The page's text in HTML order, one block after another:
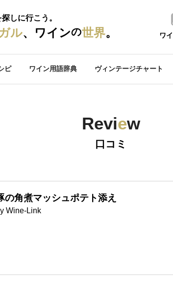
しに行こう。
ル、ワインの世界。 ワ
ピ ワイン用語辞典 ヴィンテージチャート
Review
口コミ
の角煮マッシュポテト添え
Wine-Link